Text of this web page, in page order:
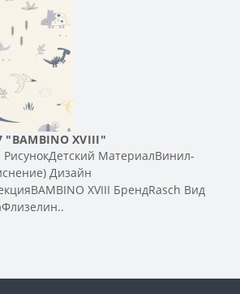
"BAMBINO XVIII"
МатериалВинил-
Дизайн
XVIII БрендRasch Вид